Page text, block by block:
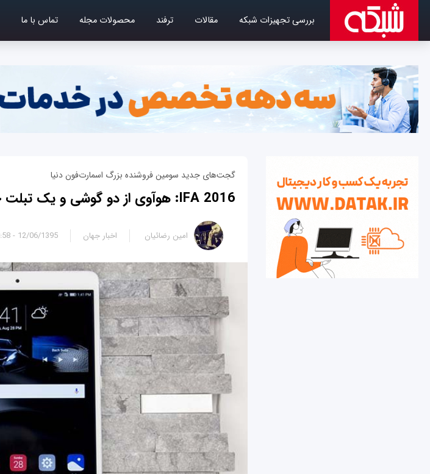
بررسی تجهیزات شبکه مقالات ترفند محصولات مجله تماس با ما
گجت‌های جدید سومین فروشنده بزرگ اسمارت‌فون دنیا
IFA 2016: هوآوی از دو گوشی و یک تبلت جدید رونمایی کرد!
12/06/1395 - 18:58 امین رضائیان اخبار جهان